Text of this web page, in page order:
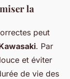
la
peut
. Par
et éviter
de vie des